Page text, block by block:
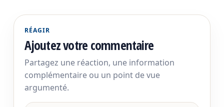
RÉAGIR
Ajoutez votre commentaire
Partagez une réaction, une information
complémentaire ou un point de vue
argumenté.